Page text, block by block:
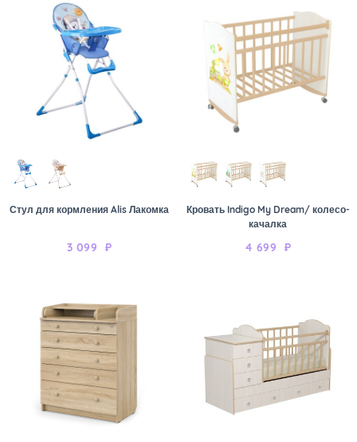
Стул для кормления Alis Лакомка
3 099 ₽
Кровать Indigo My Dream/ колесо-
качалка
4 699 ₽